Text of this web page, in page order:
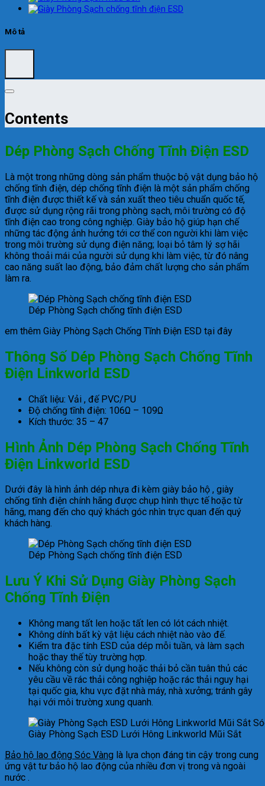
Mô tả
Contents
Dép Phòng Sạch Chống Tĩnh Điện ESD
Là một trong những dòng sản phẩm thuộc bộ vật dụng bảo hộ
chống tĩnh điện, dép chống tĩnh điện là một sản phẩm chống
tĩnh điện được thiết kế và sản xuất theo tiêu chuẩn quốc tế,
được sử dụng rộng rãi trong phòng sạch, môi trường có độ
tĩnh điện cao trong công nghiệp. Giày bảo hộ giúp hạn chế
những tác động ảnh hưởng tới cơ thể con người khi làm việc
trong môi trường sử dụng điện năng; loại bỏ tâm lý sợ hãi
không thoải mái của người sử dụng khi làm việc, từ đó nâng
cao năng suất lao động, bảo đảm chất lượng cho sản phẩm
làm ra.
Dép Phòng Sạch chống tĩnh điện ESD
em thêm Giày Phòng Sạch Chống Tĩnh Điện ESD tại đây
Thông Số Dép Phòng Sạch Chống Tĩnh
Điện Linkworld ESD
Chất liệu: Vải , đế PVC/PU
Độ chống tĩnh điện: 106Ω – 109Ω
Kích thước: 35 – 47
Hình Ảnh Dép Phòng Sạch Chống Tĩnh
Điện Linkworld ESD
Dưới đây là hình ảnh dép nhựa đi kèm giày bảo hộ , giày
chống tĩnh điện chính hãng được chụp hình thực tế hoặc từ
hãng, mang đến cho quý khách góc nhìn trực quan đến quý
khách hàng.
Dép Phòng Sạch chống tĩnh điện ESD
Lưu Ý Khi Sử Dụng Giày Phòng Sạch
Chống Tĩnh Điện
Không mang tất len ​​hoặc tất len ​​có lót cách nhiệt.
Không dính bất kỳ vật liệu cách nhiệt nào vào đế.
Kiểm tra đặc tính ESD của dép mỗi tuần, và làm sạch
hoặc thay thế tùy trường hợp.
Nếu không còn sử dụng hoặc thải bỏ cần tuân thủ các
yêu cầu về rác thải công nghiệp hoặc rác thải nguy hại
tại quốc gia, khu vực đặt nhà máy, nhà xưởng; tránh gây
hại với môi trường xung quanh.
Giày Phòng Sạch ESD Lưới Hông Linkworld Mũi Sắt
Bảo hộ lao động Sóc Vàng là lựa chọn đáng tin cậy trong cung
ứng vật tư bảo hộ lao động của nhiều đơn vị trong và ngoài
nước .